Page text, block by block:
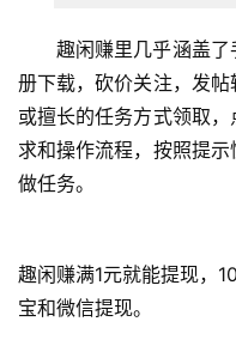
首
页
赚
简
趣闲赚里几乎涵盖
册下载，砍价关注，发
或擅长的任务方式领取
求和操作流程，按照提
做任务。
趣闲赚满1元就能提现，
宝和微信提现。